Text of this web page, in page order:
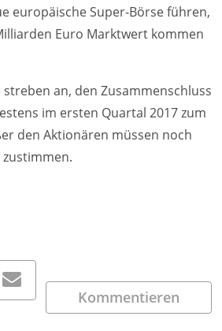
europäische Super-Börse führen,
Euro Marktwert kommen
an, den Zusammenschluss
im ersten Quartal 2017 zum
den Aktionären müssen noch
Kommentieren